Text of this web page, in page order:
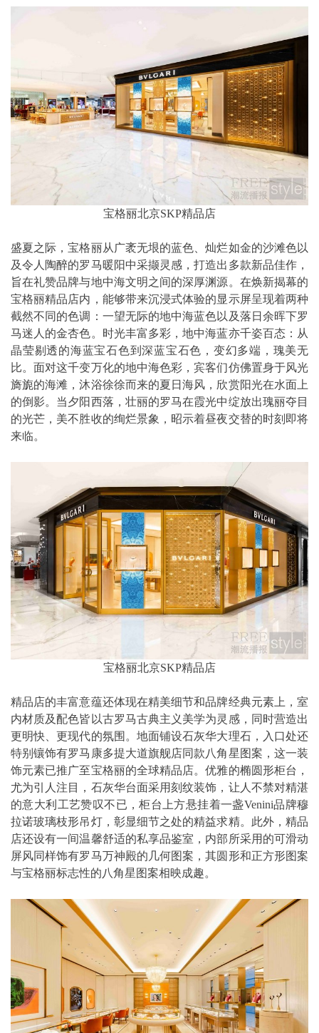
宝格丽北京SKP精品店
盛夏之际，宝格丽从广袤无垠的蓝色、灿烂如金的沙滩色以
及令人陶醉的罗马暖阳中采撷灵感，打造出多款新品佳作，
旨在礼赞品牌与地中海文明之间的深厚渊源。在焕新揭幕的
宝格丽精品店内，能够带来沉浸式体验的显示屏呈现着两种
截然不同的色调：一望无际的地中海蓝色以及落日余晖下罗
马迷人的金杏色。时光丰富多彩，地中海蓝亦千姿百态：从
晶莹剔透的海蓝宝石色到深蓝宝石色，变幻多端，瑰美无
比。面对这千变万化的地中海色彩，宾客们仿佛置身于风光
旖旎的海滩，沐浴徐徐而来的夏日海风，欣赏阳光在水面上
的倒影。当夕阳西落，壮丽的罗马在霞光中绽放出瑰丽夺目
的光芒，美不胜收的绚烂景象，昭示着昼夜交替的时刻即将
来临。
宝格丽北京SKP精品店
精品店的丰富意蕴还体现在精美细节和品牌经典元素上，室
内材质及配色皆以古罗马古典主义美学为灵感，同时营造出
更明快、更现代的氛围。地面铺设石灰华大理石，入口处还
特别镶饰有罗马康多提大道旗舰店同款八角星图案，这一装
饰元素已推广至宝格丽的全球精品店。优雅的椭圆形柜台，
尤为引人注目，石灰华台面采用刻纹装饰，让人不禁对精湛
的意大利工艺赞叹不已，柜台上方悬挂着一盏Venini品牌穆
拉诺玻璃枝形吊灯，彰显细节之处的精益求精。此外，精品
店还设有一间温馨舒适的私享品鉴室，内部所采用的可滑动
屏风同样饰有罗马万神殿的几何图案，其圆形和正方形图案
与宝格丽标志性的八角星图案相映成趣。